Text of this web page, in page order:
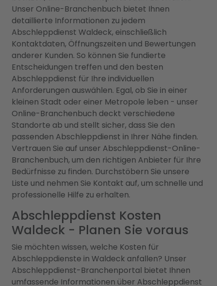
Unser Online-Branchenbuch bietet Ihnen
detaillierte Informationen zu jedem
Abschleppdienst Waldeck, einschließlich
Kontaktdaten, Öffnungszeiten und Bewertungen
anderer Kunden. So können Sie fundierte
Entscheidungen treffen und den besten
Abschleppdienst für Ihre individuellen
Anforderungen auswählen. Egal, ob Sie in einer
kleinen Stadt oder einer Metropole leben - unser
Online-Branchenbuch deckt verschiedene
Standorte ab und stellt sicher, dass Sie den
passenden Abschleppdienst in Ihrer Nähe finden.
Vertrauen Sie auf unser Abschleppdienst-Online-
Branchenbuch, um den richtigen Anbieter für Ihre
Bedürfnisse zu finden. Durchstöbern Sie unsere
Liste und nehmen Sie Kontakt auf, um schnelle und
professionelle Hilfe zu erhalten.
Abschleppdienst Kosten
Waldeck - Planen Sie voraus
Sie möchten wissen, welche Kosten für
Abschleppdienste in Waldeck anfallen? Unser
Abschleppdienst-Branchenportal bietet Ihnen
umfassende Informationen über Abschleppdienst